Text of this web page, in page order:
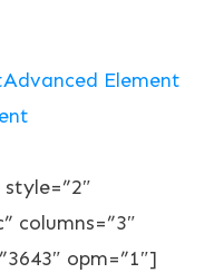
Advanced Element
columns=”3″
opm=”1″]